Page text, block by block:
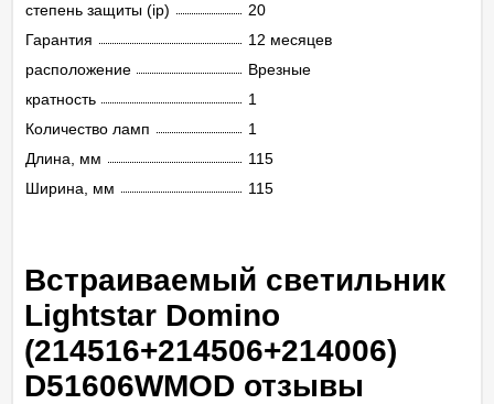
степень защиты (ip)
20
Гарантия
12 месяцев
расположение
Врезные
кратность
1
Количество ламп
1
Длина, мм
115
Ширина, мм
115
Встраиваемый светильник
Lightstar Domino
(214516+214506+214006)
D51606WMOD отзывы